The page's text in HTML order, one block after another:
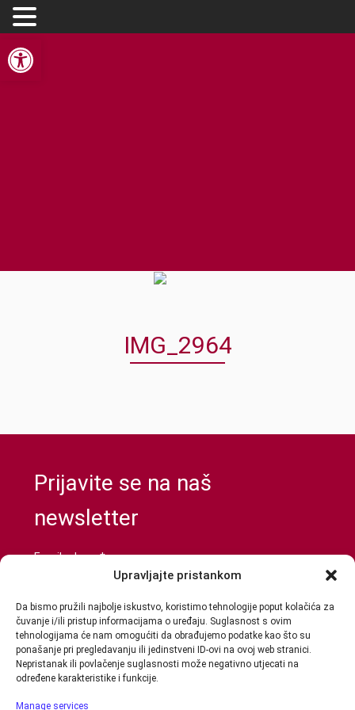
Open toolbar
Upravljajte pristankom
Da bismo pružili najbolje iskustvo, koristimo tehnologije poput kolačića za
čuvanje i/ili pristup informacijama o uređaju. Suglasnost s ovim
tehnologijama će nam omogućiti da obrađujemo podatke kao što su
ponašanje pri pregledavanju ili jedinstveni ID-ovi na ovoj web stranici.
Nepristanak ili povlačenje suglasnosti može negativno utjecati na
određene karakteristike i funkcije.
Manage services
IMG_2964
Prijavite se na naš
newsletter
Email adresa*
Prihvaćam da će se email adresa koristiti u skladu s
našomPolitikom privatnosti